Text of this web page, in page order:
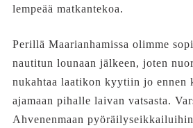
lempeää matkantekoa.
Perillä Maarianhamissa olimme
nautitun lounaan jälkeen, joten
nukahtaa laatikon kyytiin jo ennen
ajamaan pihalle laivan vatsasta.
Ahvenenmaan